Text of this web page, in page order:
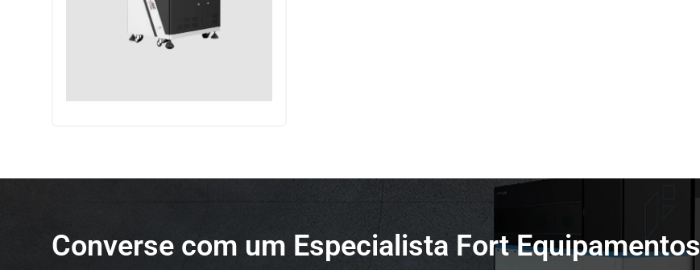
Converse com um Especialista Fort Equipamentos